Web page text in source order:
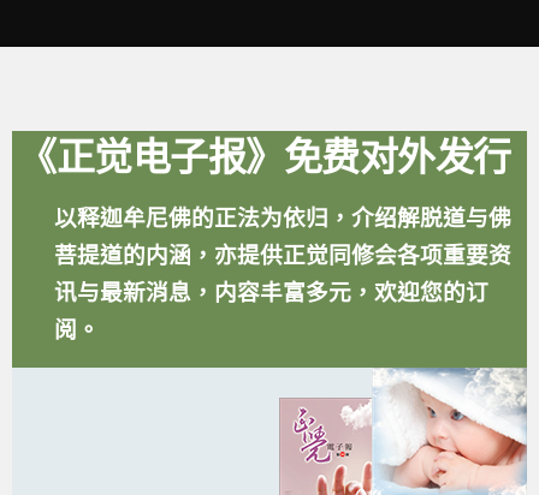
《正觉电子报》免费对外发行
以释迦牟尼佛的正法为依归，介绍解脱道与佛
菩提道的内涵，亦提供正觉同修会各项重要资
讯与最新消息，内容丰富多元，欢迎您的订
阅。